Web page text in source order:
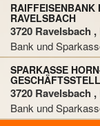
RAVELSBACH
3720 Ravelsbach
Bank und
SPARKASSE
3720 Ravelsbach
Bank und